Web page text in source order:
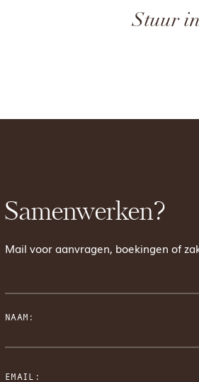
Stuur in
Samenwerken?
Mail voor aanvragen, boekingen of